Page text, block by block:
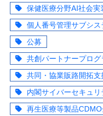
保健医療分野AI社会実
個人番号管理サブシス
公募
共創パートナープロ
共同・協業販路開拓支
内閣サイバーセキュ
再生医療等製品CDMO